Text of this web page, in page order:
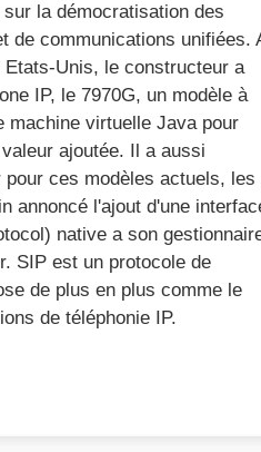
gratuite
la démocratisation des
de communications unifiées.
Unis, le constructeur a
IP, le 7970G, un modèle à
machine virtuelle Java pour
ajoutée. Il a aussi
ces modèles actuels, les
annoncé l'ajout d'une
native a son
SIP est un protocole de
de plus en plus comme le
de téléphonie IP.